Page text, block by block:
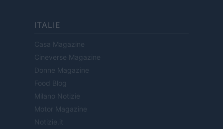
ITALIE
Casa Magazine
Cineverse Magazine
Donne Magazine
Food Blog
Milano Notizie
Motor Magazine
Notizie.it